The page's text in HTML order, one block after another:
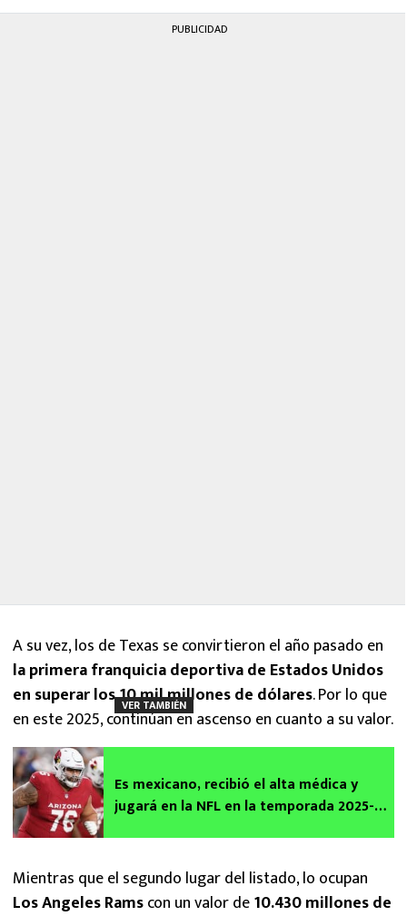
PUBLICIDAD
A su vez, los de Texas se convirtieron el año pasado en
la primera franquicia deportiva de Estados Unidos
en superar los 10 mil millones de dólares. Por lo que
en este 2025, continúan en ascenso en cuanto a su valor.
VER TAMBIÉN
Es mexicano, recibió el alta médica y
jugará en la NFL en la temporada 2025-
Mientras que el segundo lugar del listado, lo ocupan
Los Angeles Ramscon un valor de10.430 millones de